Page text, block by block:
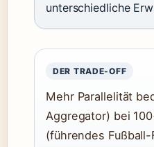
unterschiedliche
DER TRADE-OFF
Mehr Parallelität
Aggregator) bei
(führendes